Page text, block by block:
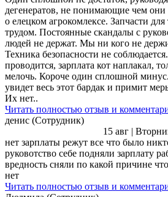
дегенератов, не понимающие чем они
о елецком агрокомлексе. Запчасти
трудом. Постоянные скандалы с
людей не держат. Мы ни кого не
Техника безопасности не
проводится, зарплата кот наплакал,
мелочь. Короче один сплошной
увидет весь этот бардак и примит
Их нет..
Читать полностью отзыв и
денис (Сотрудник)
15 авг |
нет зарплаты режут все что было
руковотство себе подняли зарплату
вредность сняли по какой причине
нет
Читать полностью отзыв и